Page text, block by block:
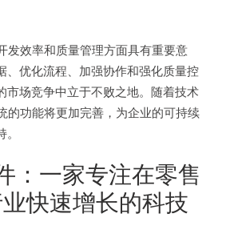
发效率和质量管理方面具有重要意
、优化流程、加强协作和强化质量控
市场竞争中立于不败之地。随着技术
的功能将更加完善，为企业的可持续
：一家专注在零售
快速增长的科技